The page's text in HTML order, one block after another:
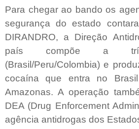
Para chegar ao bando os
segurança do estado
DIRANDRO, a Direção
país compõe a
(Brasil/Peru/Colombia) e
cocaína que entra no
Amazonas. A operação
DEA (Drug Enforcement
agência antidrogas dos